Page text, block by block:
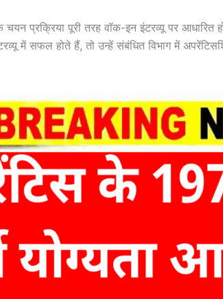
प्रक्रिया पूरी तरह वॉक-इन इंटरव्यू पर आधारित
में सफल होते हैं, तो उन्हें संबंधित विभाग में